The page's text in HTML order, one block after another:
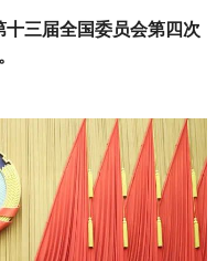
三届全国委员会第四次